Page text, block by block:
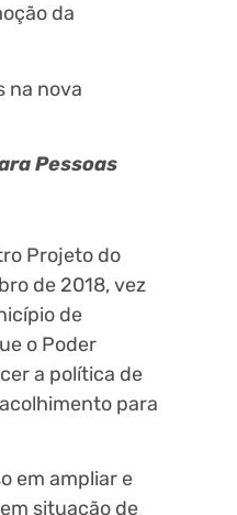
da
na nova
Pessoas
Projeto do
de 2018, vez
de
o Poder
a política de
para
em ampliar e
situação de